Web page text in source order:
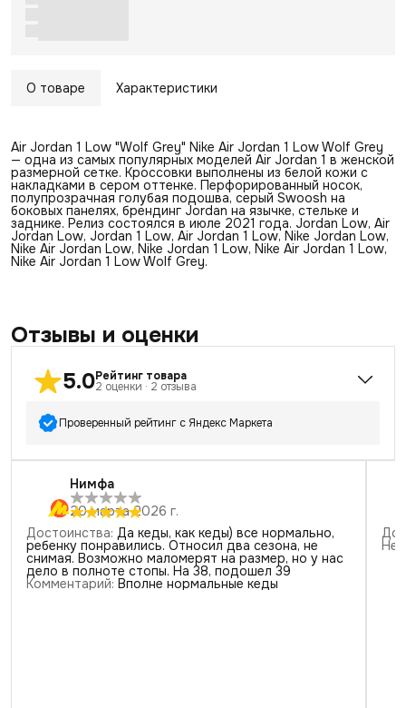
О товаре Характеристики
Air Jordan 1 Low "Wolf Grey" Nike Air Jordan 1 Low Wolf Grey
— одна из самых популярных моделей Air Jordan 1 в женской
размерной сетке. Кроссовки выполнены из белой кожи с
накладками в сером оттенке. Перфорированный носок,
полупрозрачная голубая подошва, серый Swoosh на
боковых панелях, брендинг Jordan на язычке, стельке и
заднике. Релиз состоялся в июле 2021 года. Jordan Low, Air
Jordan Low, Jordan 1 Low, Air Jordan 1 Low, Nike Jordan Low,
Nike Air Jordan Low, Nike Jordan 1 Low, Nike Air Jordan 1 Low,
Nike Air Jordan 1 Low Wolf Grey.
Отзывы и оценки
5.0Рейтинг товара
2 оценки · 2 отзыва
Проверенный рейтинг с Яндекс Маркета
5 звёзд
2
звезды
звезды
2 звезды
1 звезда
Нимфа
20 марта 2026 г.
Достоинства: Да кеды, как кеды) все нормально,
ребенку понравились. Относил два сезона, не
снимая. Возможно маломерят на размер, но у нас
дело в полноте стопы. На 38, подошел 39
Комментарий: Вполне нормальные кеды